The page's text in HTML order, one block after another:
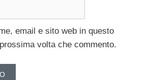
email e sito web in questo
volta che commento.